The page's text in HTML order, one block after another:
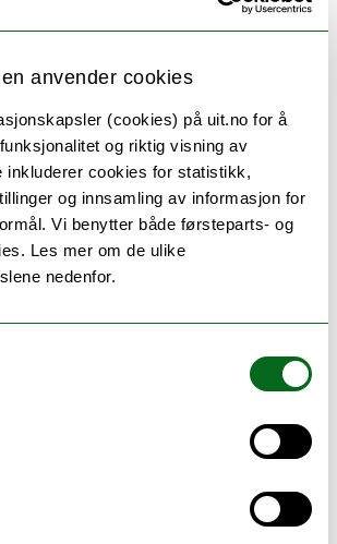
anvender cookies
(cookies) på uit.no for å
og riktig visning av
inkluderer cookies for statistikk,
og innsamling av informasjon for
Vi benytter både førsteparts- og
Les mer om de ulike
nedenfor.
til å bidra til diskusjon. I
med obligatorisk individuell
leses på norsk og engelsk og
språk der dette er naturlig. Alle
evalueres en gang i løpet en 3-
Programstyret
som skal evalueres
emner som skal evalueres av
må være gjennomførte og